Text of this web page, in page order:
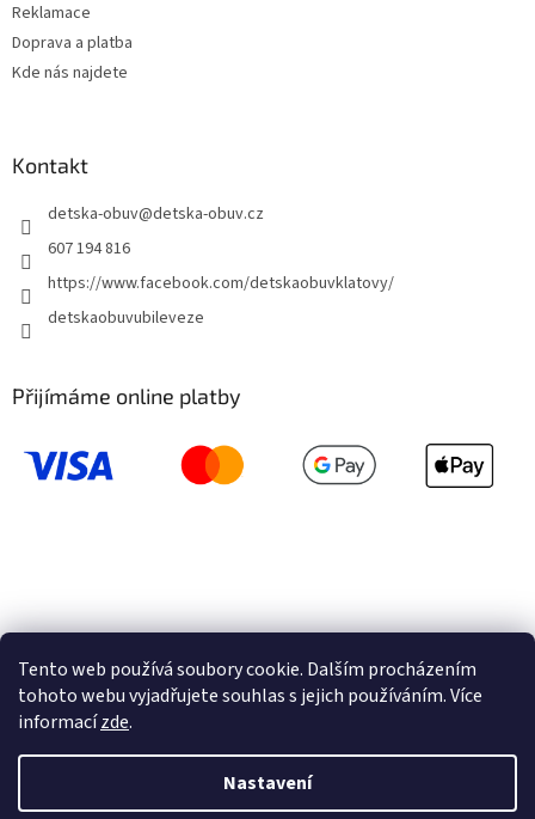
Tento web používá soubory cookie. Dalším procházením
tohoto webu vyjadřujete souhlas s jejich používáním. Více
informacízde.
Nastavení
Reklamace
Doprava a platba
Kde nás najdete
Kontakt
detska-obuv@detska-obuv.cz
607 194 816
https://www.facebook.com/detskaobuvklatovy/
detskaobuvubileveze
Přijímáme online platby